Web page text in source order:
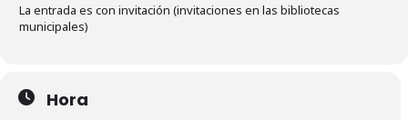
La entrada es con invitación (invitaciones en las bibliotecas
municipales)
Hora